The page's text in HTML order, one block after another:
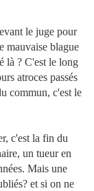
le juge pour
mauvaise blague
là ? C'est le long
atroces passés
commun, c'est le
c'est la fin du
un tueur en
Mais une
et si on ne